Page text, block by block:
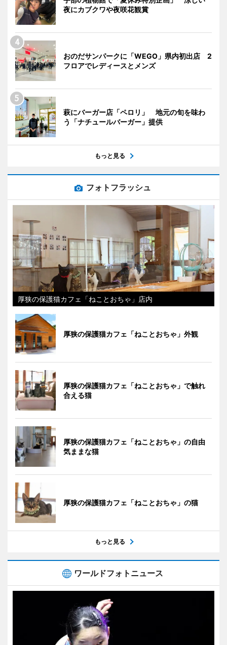
夜にカブクワや夜咲花観賞
おのだサンパークに「WEGO」県内初出店 2
フロアでレディースとメンズ
萩にバーガー店「ペロリ」 地元の旬を味わ
う「ナチュールバーガー」提供
もっと見る
フォトフラッシュ
厚狭の保護猫カフェ「ねことおちゃ」店内
厚狭の保護猫カフェ「ねことおちゃ」外観
厚狭の保護猫カフェ「ねことおちゃ」で触れ
合える猫
厚狭の保護猫カフェ「ねことおちゃ」の自由
気ままな猫
厚狭の保護猫カフェ「ねことおちゃ」の猫
もっと見る
ワールドフォトニュース